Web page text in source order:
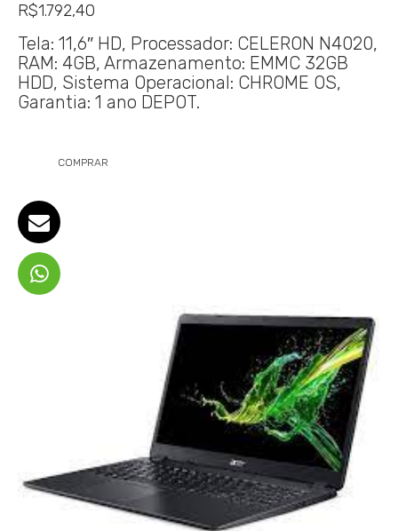
R$1.792,40
Tela: 11,6″ HD, Processador: CELERON N4020,
RAM: 4GB, Armazenamento: EMMC 32GB
HDD, Sistema Operacional: CHROME OS,
Garantia: 1 ano DEPOT.
COMPRAR